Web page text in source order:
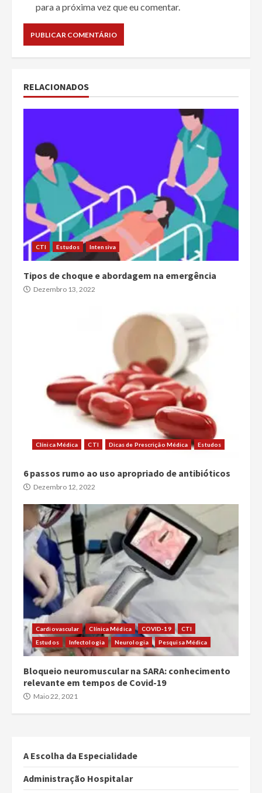
para a próxima vez que eu comentar.
RELACIONADOS
CTI Estudos Intensiva
Tipos de choque e abordagem na emergência
Dezembro 13, 2022
Clínica Médica CTI Dicas de Prescrição Médica Estudos
6 passos rumo ao uso apropriado de antibióticos
Dezembro 12, 2022
Cardiovascular Clínica Médica COVID-19
CTI
Estudos
Infectologia Neurologia Pesquisa Médica
Bloqueio neuromuscular na SARA: conhecimento
relevante em tempos de Covid-19
Maio 22, 2021
A Escolha da Especialidade
Administração Hospitalar